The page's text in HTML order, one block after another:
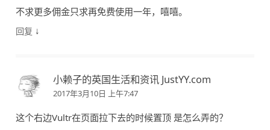
不求更多佣金只求再免费使用一年，嘻嘻。
回复 ↓
小赖子的英国生活和资讯 JustYY.com
2017年3月10日 上午7:47
这个右边Vultr在页面拉下去的时候置顶 是怎么弄的？